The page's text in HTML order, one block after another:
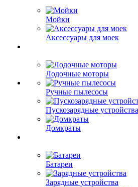
Мойки
Аксессуары для моек
Лодочные моторы
Ручные пылесосы
Пускозарядные устройства
Домкраты
Батареи
Зарядные устройства